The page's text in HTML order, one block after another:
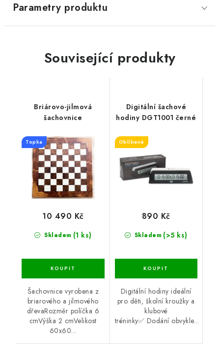
Parametry produktu
Související produkty
Briárovo-jilmová
šachovnice
Topka
Skladem (1 ks)
10 490 Kč
Šachovnice vyrobena z
briarového a jilmového
dřevaRozměr políčka 6
cmVýška 2 cmVelikost
60x60...
Digitální šachové
hodiny DGT1001 černé
Oblíbené
Skladem (>5 ks)
890 Kč
Digitální hodiny ideální
pro děti, školní kroužky a
klubové
tréninky✅ Dodání obvykle...